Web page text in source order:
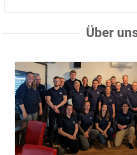
Über